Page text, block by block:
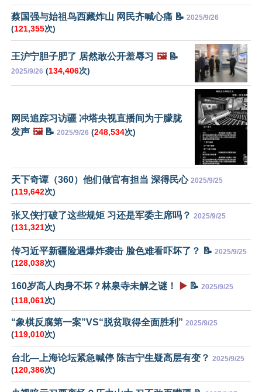
蔡国强与始祖鸟西藏炸山 网民齐喊心痛 📝 2025/9/26
(121,355次)
王沪宁胆子肥了 居然敢公开羞辱习 🖼️📝
2025/9/26 (134,406次)
网民追踪习访疆 冲塔央视直播间为于朦胧
发声 🖼️📝 2025/9/26 (248,534次)
天下奇谭（360）他们做官有担当 深得民心 2025/9/25
(119,642次)
张又侠打破了这些规矩 习还是军委主席吗？ 2025/9/25
(131,321次)
传习近平新疆险遇爆炸袭击 脸色难看吓坏了？ 📝 2025/9/25
(128,038次)
160岁高人肉身不坏？林泉寺未解之谜！ ▶️ 📝 2025/9/25
(118,061次)
“象棋反腐第一案”VS“脱贫取得全面胜利” 2025/9/25
(119,010次)
台北—上海论坛紧急喊停 陈吉宁生疑高层有变？ 2025/9/25
(120,386次)